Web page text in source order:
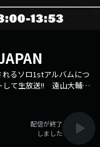
るソロ1stアルバムにつ
て生放送!! 遠山大輔と
す。 番組オリジナルチ
さん！ 来週リリースさ
!! オンエアリアクション
の参加お待ちしてま
配信が終了
しました